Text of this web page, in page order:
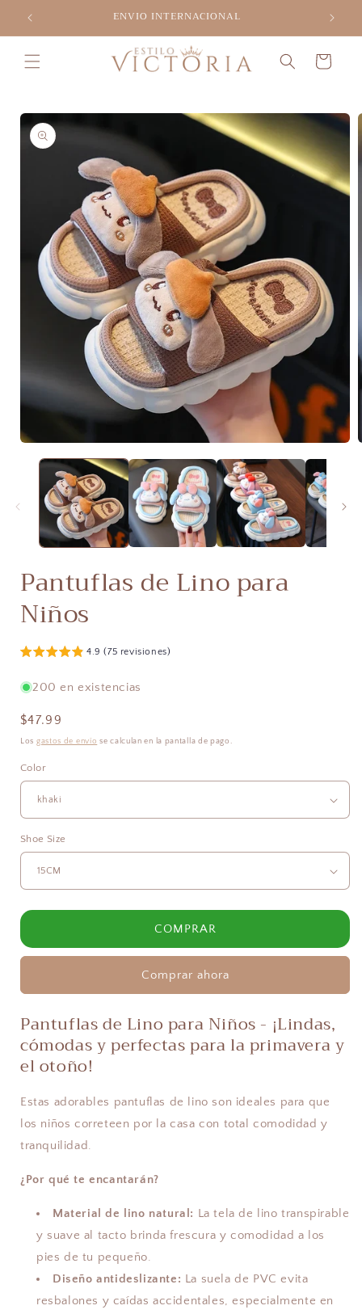
directamente
ENVIO INTERNACIONAL
Carrito
directamente
a la
información
elemento
multimedia
modal
Pantuflas de Lino para
Niños
4.9 (75 revisiones)
200 en existencias
Precio
habitual
$47.99
Los gastos de envío se calculan en la pantalla de pago.
Color
Shoe Size
COMPRAR
Comprar ahora
Pantuflas de Lino para Niños - ¡Lindas,
cómodas y perfectas para la primavera y
el otoño!
Estas adorables pantuflas de lino son ideales para que
los niños correteen por la casa con total comodidad y
tranquilidad.
¿Por qué te encantarán?
Material de lino natural: La tela de lino transpirable
y suave al tacto brinda frescura y comodidad a los
pies de tu pequeño.
Diseño antideslizante: La suela de PVC evita
resbalones y caídas accidentales, especialmente en